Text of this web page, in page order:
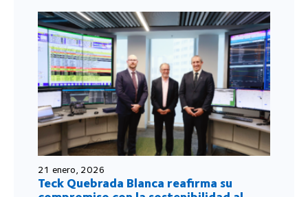
21 enero, 2026
Teck Quebrada Blanca reafirma su